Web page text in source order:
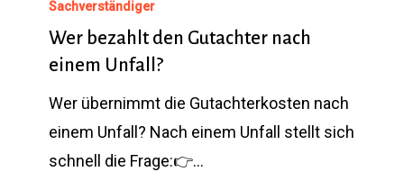
bezahlt
den
Gutachter
nach
einem
Unfall?
Sachverständiger
Wer bezahlt den Gutachter nach
einem Unfall?
Wer übernimmt die Gutachterkosten nach
einem Unfall? Nach einem Unfall stellt sich
schnell die Frage:👉…